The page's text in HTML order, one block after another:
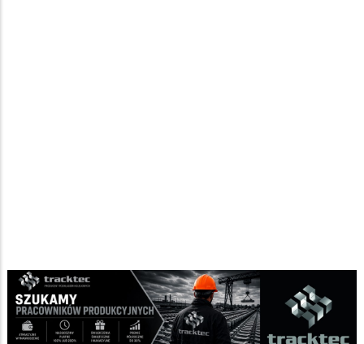
Ścieżka
nawigacyjna
Strona główna Wiadomości/Kultura/
Suwalskie frajdy Andrzeja Wajdy – mobilna gra terenowa
FacebookPinterest Tumblr
0 Reddit Share